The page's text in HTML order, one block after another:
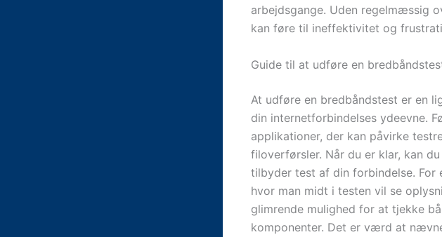
arbejdsgange. Uden regelmæssig
kan føre til ineffektivitet og
Guide til at udføre en
At udføre en bredbåndstest er en
din internetforbindelses ydeevne.
applikationer, der kan påvirke
filoverførsler. Når du er klar, kan
tilbyder test af din forbindelse.
hvor man midt i testen vil se
glimrende mulighed for at tjekke
komponenter. Det er værd at